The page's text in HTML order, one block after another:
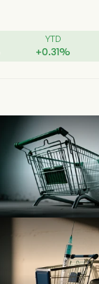
YTD
+0.31%